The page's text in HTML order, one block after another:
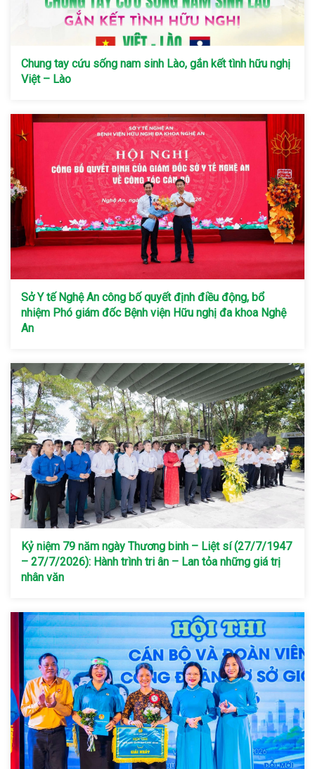
Chung tay cứu sống nam sinh Lào, gắn kết tình hữu nghị
Việt – Lào
Sở Y tế Nghệ An công bố quyết định điều động, bổ
nhiệm Phó giám đốc Bệnh viện Hữu nghị đa khoa Nghệ
An
Kỷ niệm 79 năm ngày Thương binh – Liệt sí (27/7/1947
– 27/7/2026): Hành trình tri ân – Lan tỏa những giá trị
nhân văn